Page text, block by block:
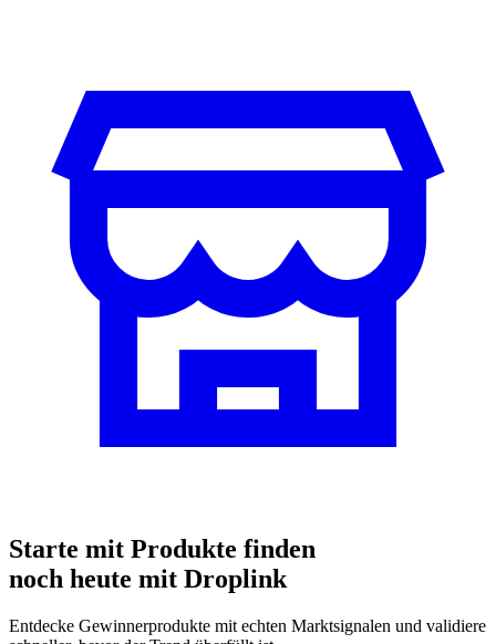
Starte mit Produkte finden
noch heute mit Droplink
Entdecke Gewinnerprodukte mit echten Marktsignalen und validiere